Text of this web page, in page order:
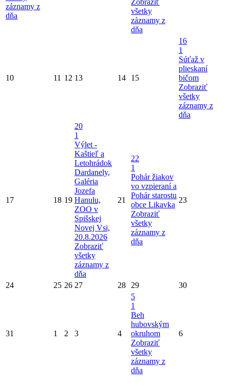
záznamy z
dňa
Zobraziť
všetky
záznamy z
dňa
10 11 12 13 14 15
16
1
Súťaž v
plieskaní
bičom
Zobraziť
všetky
záznamy z
dňa
17 18 19
20
1
Výlet -
Kaštieľ a
Letohrádok
Dardanely,
Galéria
Jozefa
Hanulu,
ZOO v
Spišskej
Novej Vsi,
20.8.2026
Zobraziť
všetky
záznamy z
dňa
21
22
1
Pohár žiakov
vo vzpieraní a
Pohár starostu
obce Likavka
Zobraziť
všetky
záznamy z
dňa
23
24 25 26 27 28 29 30
31 1 2 3 4
5
1
Beh
hubovským
okruhom
Zobraziť
všetky
záznamy z
dňa
6